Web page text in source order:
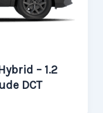
– 1.2
DCT